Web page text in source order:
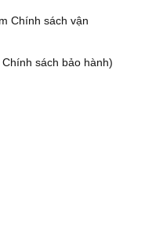
Chính sách vận
sách bảo hành)